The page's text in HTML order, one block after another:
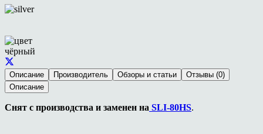
Описание Производитель Обзоры и статьи
Отзывы (0)
Описание
Снят с производства и заменен на SLI-80HS.